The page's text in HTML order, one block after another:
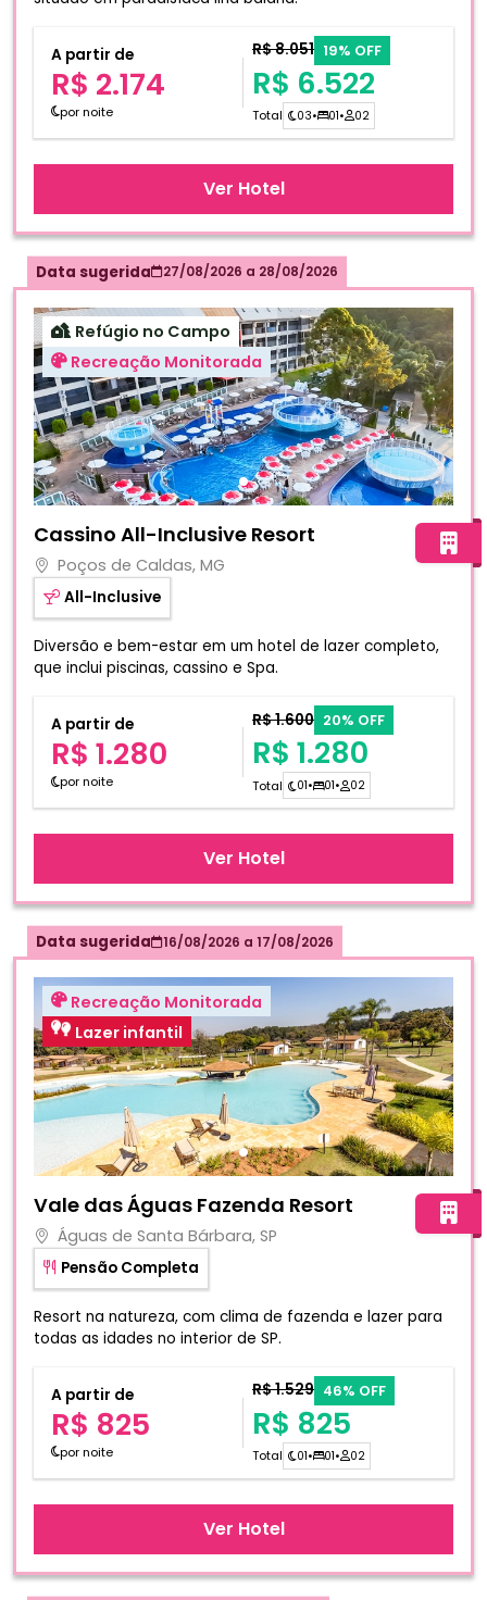
A partir de
R$ 2.174
por noite
R$ 8.051 19% OFF
R$ 6.522
Total 03• 01• 02
Ver Hotel
Data sugerida 27/08/2026 a 28/08/2026
Refúgio no Campo
Recreação Monitorada
Cassino All-Inclusive Resort
Poços de Caldas, MG
All-Inclusive
Diversão e bem-estar em um hotel de lazer completo,
que inclui piscinas, cassino e Spa.
A partir de
R$ 1.280
por noite
R$ 1.600 20% OFF
R$ 1.280
Total 01• 01• 02
Ver Hotel
Data sugerida 16/08/2026 a 17/08/2026
Recreação Monitorada
Lazer infantil
Vale das Águas Fazenda Resort
Águas de Santa Bárbara, SP
Pensão Completa
Resort na natureza, com clima de fazenda e lazer para
todas as idades no interior de SP.
A partir de
R$ 825
por noite
R$ 1.529 46% OFF
R$ 825
Total 01• 01• 02
Ver Hotel